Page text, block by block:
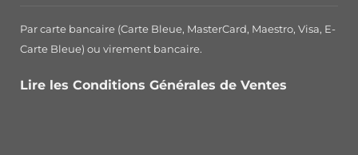
Par carte bancaire (Carte Bleue, MasterCard, Maestro, Visa, E-
Carte Bleue) ou virement bancaire.
Lire les Conditions Générales de Ventes